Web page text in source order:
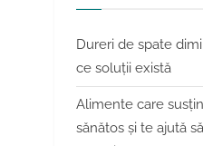
Dureri de spate
ce soluții există
Alimente care
sănătos și te ajută